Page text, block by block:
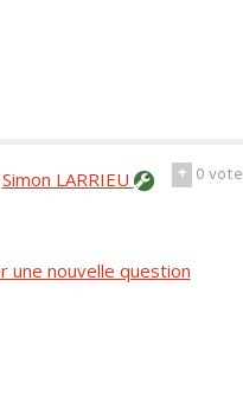
+ 0vote
Simon LARRIEU
une nouvelle question